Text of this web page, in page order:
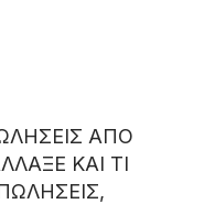
ΑΠΟ
ΚΑΙ ΤΙ
ΠΩΛΗΣΕΙΣ,